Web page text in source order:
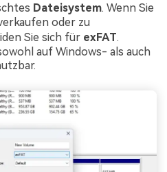
Dateisystem. Wenn Sie
oder zu
Sie sich für exFAT.
auf Windows- als auch